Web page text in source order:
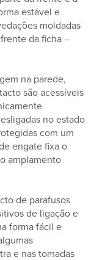
estável e
moldadas
da ficha –
na parede,
são acessíveis
no estado
com um
engate fixa o
amplamento
de parafusos
de ligação e
forma fácil e
e nas tomadas